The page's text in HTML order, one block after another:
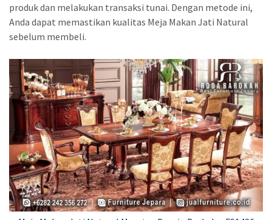
produk dan melakukan transaksi tunai. Dengan metode ini,
Anda dapat memastikan kualitas Meja Makan Jati Natural
sebelum membeli.